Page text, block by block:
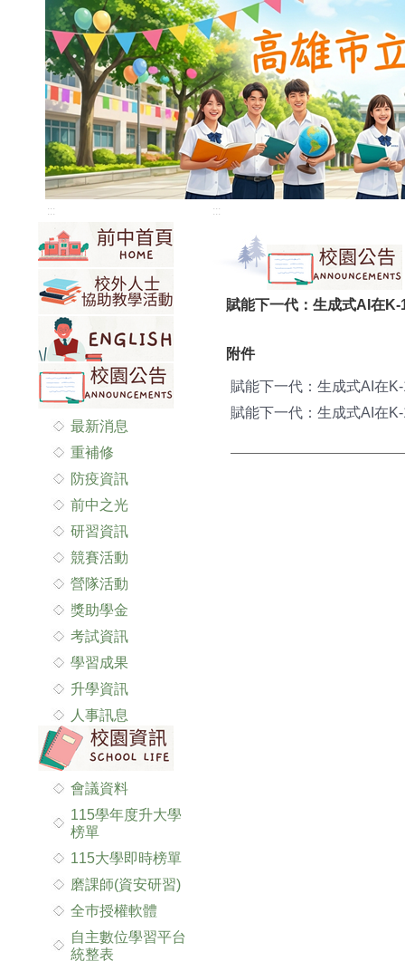
:::
最新消息
重補修
防疫資訊
前中之光
研習資訊
競賽活動
營隊活動
獎助學金
考試資訊
學習成果
升學資訊
人事訊息
會議資料
115學年度升大學
榜單
115大學即時榜單
磨課師(資安研習)
全巿授權軟體
自主數位學習平台
統整表
:::
賦能下一代：生成式AI在K-
附件
賦能下一代：生成式AI在
賦能下一代：生成式AI在